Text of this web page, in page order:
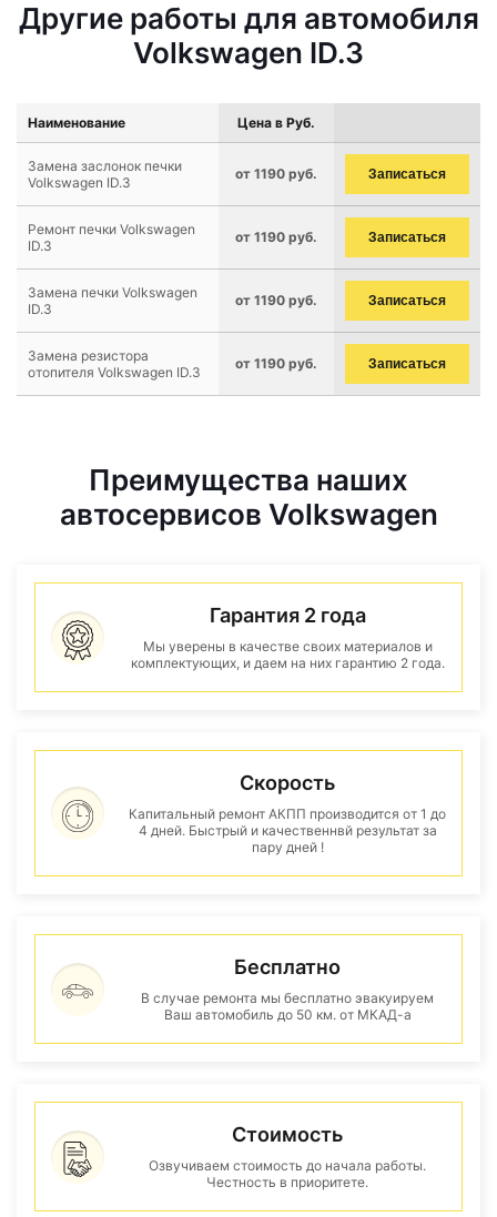
Другие работы для автомобиля
Volkswagen ID.3
Наименование Цена в Руб.
Замена заслонок печки
Volkswagen ID.3
от 1190 руб. Записаться
Ремонт печки Volkswagen
ID.3
от 1190 руб. Записаться
Замена печки Volkswagen
ID.3
от 1190 руб. Записаться
Замена резистора
отопителя Volkswagen ID.3
от 1190 руб. Записаться
Преимущества наших
автосервисов Volkswagen
Гарантия 2 года
Мы уверены в качестве своих материалов и
комплектующих, и даем на них гарантию 2 года.
Скорость
Капитальный ремонт АКПП производится от 1 до
4 дней. Быстрый и качественнвй результат за
пару дней !
Бесплатно
В случае ремонта мы бесплатно эвакуируем
Ваш автомобиль до 50 км. от МКАД-а
Стоимость
Озвучиваем стоимость до начала работы.
Честность в приоритете.